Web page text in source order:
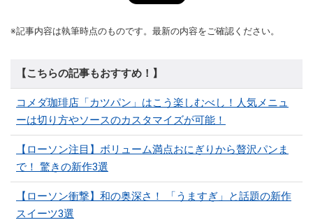
※記事内容は執筆時点のものです。最新の内容をご確認ください。
【こちらの記事もおすすめ！】
コメダ珈琲店「カツパン」はこう楽しむべし！人気メニュ
ーは切り方やソースのカスタマイズが可能！
【ローソン注目】ボリューム満点おにぎりから贅沢パンま
で！ 驚きの新作3選
【ローソン衝撃】和の奥深さ！ 「うますぎ」と話題の新作
スイーツ3選